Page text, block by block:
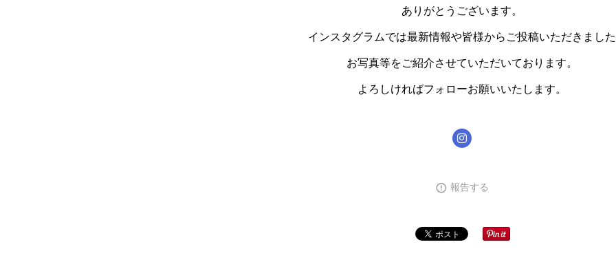
ありがとうございます。
インスタグラムでは最新情報や皆様からご投稿いただきました
お写真等をご紹介させていただいております。
よろしければフォローお願いいたします。
報告する